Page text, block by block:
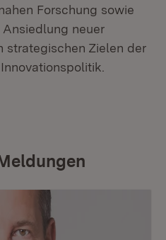
Forschung sowie
neuer
strategischen Zielen der